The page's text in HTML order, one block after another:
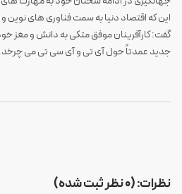
این که اقتصاد دنیا به سمت فناوری های نوین
گفت: کارآفرینان موفق متکی به دانش و مغز
جدید عمدتاً حول آی تی و آی سی تی می چرخد.
نظرات: (0 نظر ثبت شده)